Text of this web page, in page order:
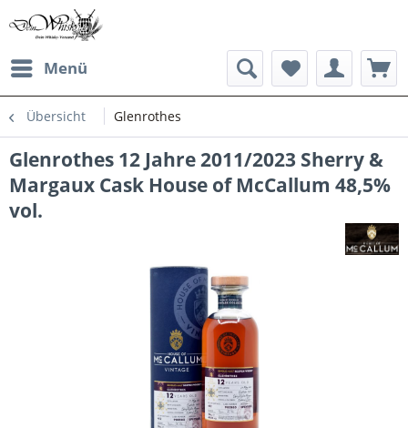
Menü
Übersicht Glenrothes
Glenrothes 12 Jahre 2011/2023 Sherry &
Margaux Cask House of McCallum 48,5%
vol.